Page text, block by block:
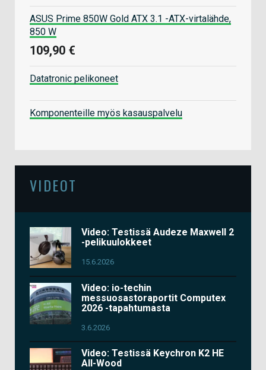
ASUS Prime 850W Gold ATX 3.1 -ATX-virtalähde,
850 W
109,90 €
Datatronic pelikoneet
Komponenteille myös kasauspalvelu
VIDEOT
Video: Testissä Audeze Maxwell 2
-pelikuulokkeet
15.6.2026
Video: io-techin
messuosastoraportit Computex
2026 -tapahtumasta
3.6.2026
Video: Testissä Keychron K2 HE
All-Wood